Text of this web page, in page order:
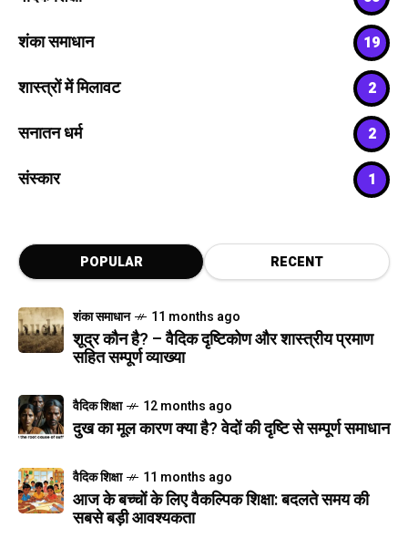
शंका समाधान 19
शास्त्रों में मिलावट 2
सनातन धर्म 2
संस्कार 1
POPULAR RECENT
शंका समाधान 11 months ago
शूद्र कौन है? – वैदिक दृष्टिकोण और शास्त्रीय प्रमाण
सहित सम्पूर्ण व्याख्या
वैदिक शिक्षा 12 months ago
दुख का मूल कारण क्या है? वेदों की दृष्टि से सम्पूर्ण समाधान
वैदिक शिक्षा 11 months ago
आज के बच्चों के लिए वैकल्पिक शिक्षा: बदलते समय की
सबसे बड़ी आवश्यकता